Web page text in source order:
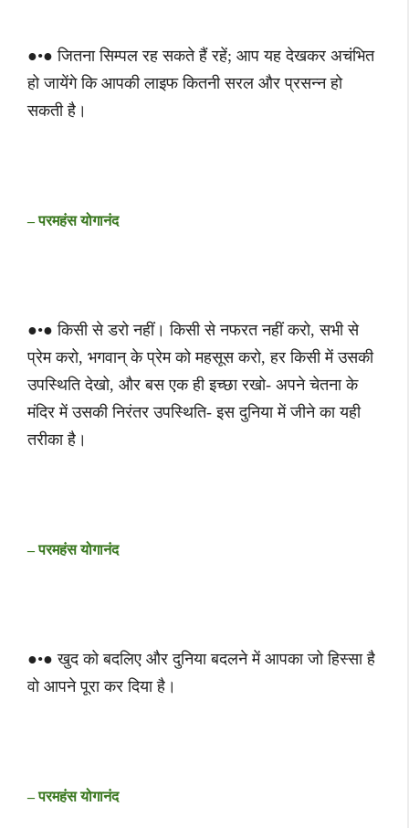
●•● जितना सिम्पल रह सकते हैं रहें; आप यह देखकर अचंभित
हो जायेंगे कि आपकी लाइफ कितनी सरल और प्रसन्न हो
सकती है।
– परमहंस योगानंद
●•● किसी से डरो नहीं। किसी से नफरत नहीं करो, सभी से
प्रेम करो, भगवान् के प्रेम को महसूस करो, हर किसी में उसकी
उपस्थिति देखो, और बस एक ही इच्छा रखो- अपने चेतना के
मंदिर में उसकी निरंतर उपस्थिति- इस दुनिया में जीने का यही
तरीका है।
– परमहंस योगानंद
●•● खुद को बदलिए और दुनिया बदलने में आपका जो हिस्सा है
वो आपने पूरा कर दिया है।
– परमहंस योगानंद